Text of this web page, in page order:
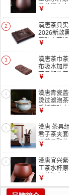
具单杯主人
砂杯 90ml
￥
2
漢唐茶具
2026新款
用功夫茶托
紫檀小博
￥
3
漢唐茶巾
布吸水加
茶具配件养
啡
￥
4
漢唐青瓷
烫过滤泡
手抓壶功夫
片清心盖碗
￥
5
漢唐 茶具
君子茶夹
道茶具配件
组101C
￥
6
漢唐宜兴
工茶水杯
具单杯主人
砂杯 90ml
￥